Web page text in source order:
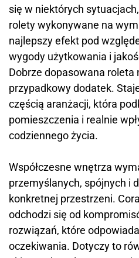
się w niektórych
rolety wykonywane na
najlepszy efekt pod
wygody użytkowania i
Dobrze dopasowana roleta
przypadkowy dodatek.
częścią aranżacji, która
pomieszczenia i realnie
codziennego życia.
Współczesne wnętrza
przemyślanych, spójnych i
konkretnej przestrzeni.
odchodzi się od
rozwiązań, które
oczekiwania. Dotyczy to